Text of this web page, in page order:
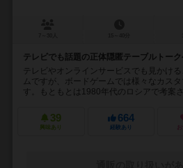
テレビでも話題の正体隠匿テーブルトー
テレビやオンラインサービスでも見かけ
ムですが、ボードゲームでは様々なカス
す。もともとは1980年代のロシアで考案
39
興味あり
664
経験あり